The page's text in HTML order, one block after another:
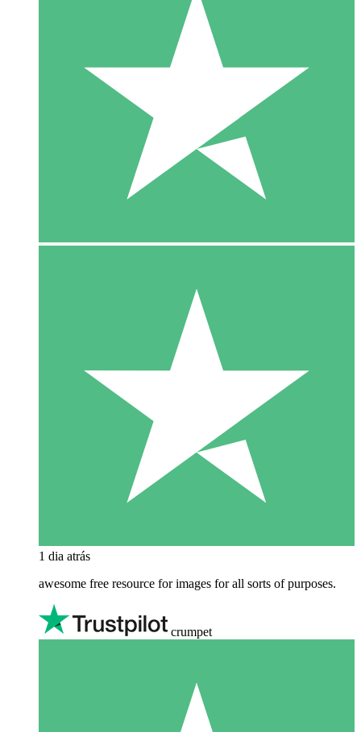
1 dia atrás
awesome free resource for images for all sorts of purposes.
crumpet